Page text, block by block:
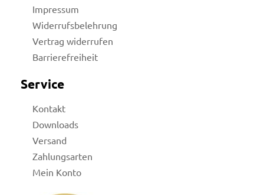
Impressum
Widerrufsbelehrung
Vertrag widerrufen
Barrierefreiheit
Service
Kontakt
Downloads
Versand
Zahlungsarten
Mein Konto